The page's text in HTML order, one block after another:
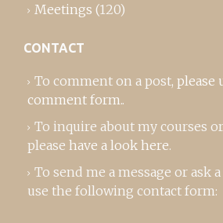
Meetings (120)
CONTACT
To comment on a post, please
comment form..
To inquire about my courses
please have a look here.
To send me a message or ask
use the following contact form: